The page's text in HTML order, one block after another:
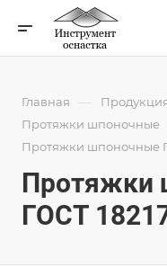
Главная —
Протяжки шпоночные
Протяжки шпоночные
Протяжки
ГОСТ